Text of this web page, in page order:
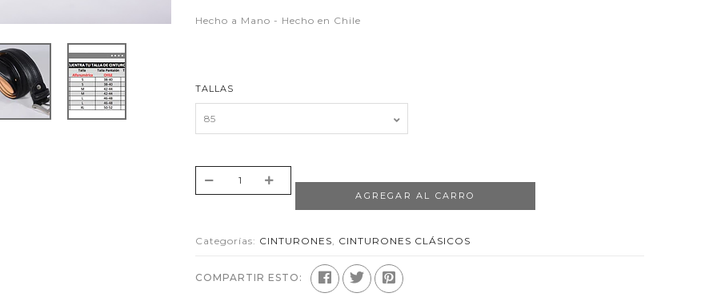
Hecho a Mano - Hecho en Chile
TALLAS
AGREGAR AL CARRO
Categorías: CINTURONES, CINTURONES CLÁSICOS
COMPARTIR ESTO: